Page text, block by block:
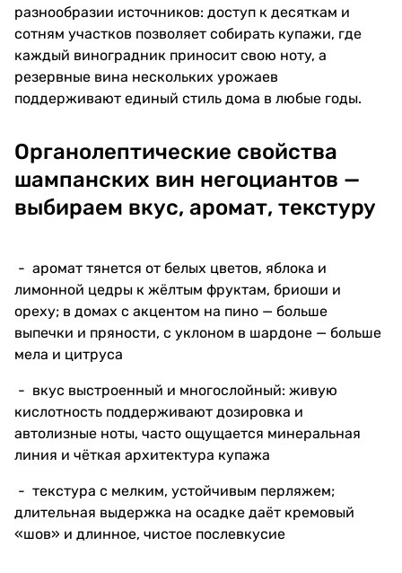
разнообразии источников: доступ к десяткам и
сотням участков позволяет собирать купажи, где
каждый виноградник приносит свою ноту, а
резервные вина нескольких урожаев
поддерживают единый стиль дома в любые годы.
Органолептические свойства
шампанских вин негоциантов —
выбираем вкус, аромат, текстуру
- аромат тянется от белых цветов, яблока и
лимонной цедры к жёлтым фруктам, бриоши и
ореху; в домах с акцентом на пино — больше
выпечки и пряности, с уклоном в шардоне — больше
мела и цитруса
- вкус выстроенный и многослойный: живую
кислотность поддерживают дозировка и
автолизные ноты, часто ощущается минеральная
линия и чёткая архитектура купажа
- текстура с мелким, устойчивым перляжем;
длительная выдержка на осадке даёт кремовый
«шов» и длинное, чистое послевкусие